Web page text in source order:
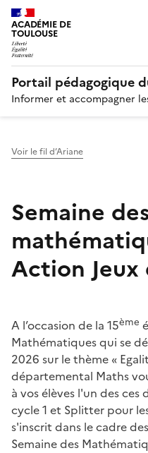
ACADÉMIE DE
TOULOUSE
Portail pédagogique
Informer et accompagner
Voir le fil d’Ariane
Semaine
Action
A l’occasion de la 15ème
Mathématiques qui se
2026 sur le thème «
départemental Maths
à vos élèves l'un des
cycle 1 et Splitter pour
s'inscrit dans le cadre
Semaine des